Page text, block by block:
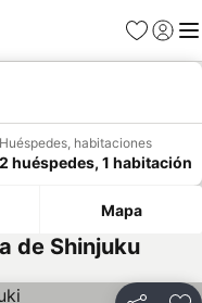
Favoritos
Iniciar
Huéspedes, habitaciones
2 huéspedes, 1 habitación
Mapa
de Shinjuku